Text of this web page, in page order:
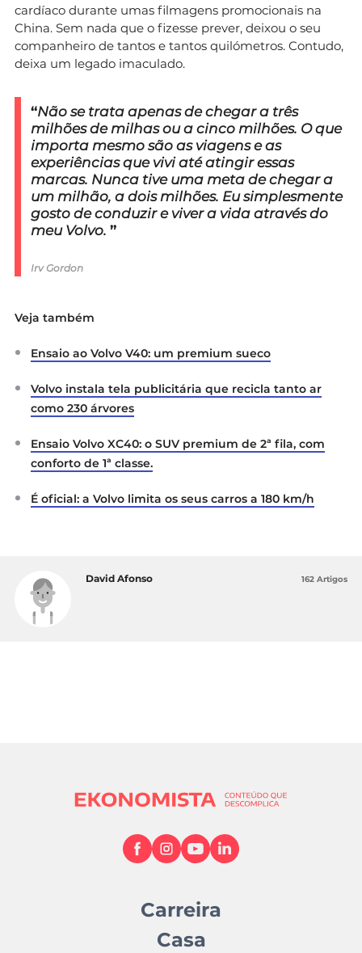
cardíaco durante umas filmagens promocionais na
China. Sem nada que o fizesse prever, deixou o seu
companheiro de tantos e tantos quilómetros. Contudo,
deixa um legado imaculado.
“Não se trata apenas de chegar a três
milhões de milhas ou a cinco milhões. O que
importa mesmo são as viagens e as
experiências que vivi até atingir essas
marcas. Nunca tive uma meta de chegar a
um milhão, a dois milhões. Eu simplesmente
gosto de conduzir e viver a vida através do
meu Volvo. ”
Irv Gordon
Veja também
Ensaio ao Volvo V40: um premium sueco
Volvo instala tela publicitária que recicla tanto ar
como 230 árvores
Ensaio Volvo XC40: o SUV premium de 2ª fila, com
conforto de 1ª classe.
É oficial: a Volvo limita os seus carros a 180 km/h
David Afonso 162 Artigos
Carreira
Casa